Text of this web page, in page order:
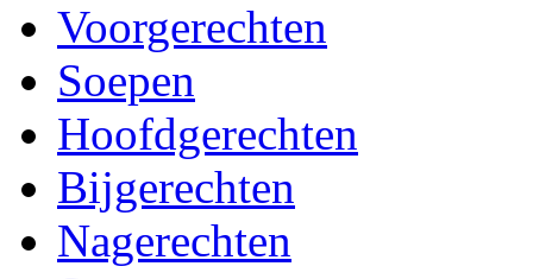
Voorgerechten
Soepen
Hoofdgerechten
Bijgerechten
Nagerechten